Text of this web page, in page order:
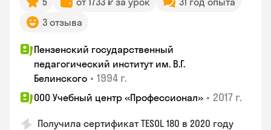
3 отзыва
Пензенский государственный
педагогический институт им. В.Г.
Белинского • 1994 г.
ООО Учебный центр «Профессионал» • 2017 г.
Получила сертификат TESOL 180 в 2020 году